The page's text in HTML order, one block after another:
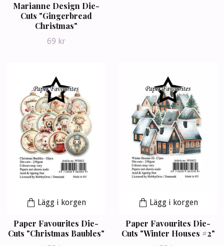
Marianne Design Die-
Cuts "Gingerbread
Christmas"
69 kr
Lägg i korgen
Paper Favourites Die-
Cuts "Christmas Baubles"
Lägg i korgen
Paper Favourites Die-
Cuts "Winter Houses #2"